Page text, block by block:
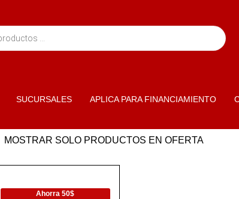
SUCURSALES APLICA PARA FINANCIAMIENTO
MOSTRAR SOLO PRODUCTOS EN OFERTA
Ahorra 50$